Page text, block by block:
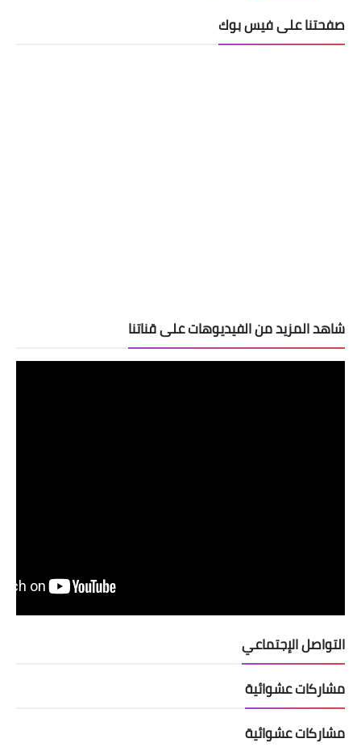
صفحتنا على فيس بوك
شاهد المزيد من الفيديوهات على قناتنا
التواصل الإجتماعي
مشاركات عشوائية
مشاركات عشوائية